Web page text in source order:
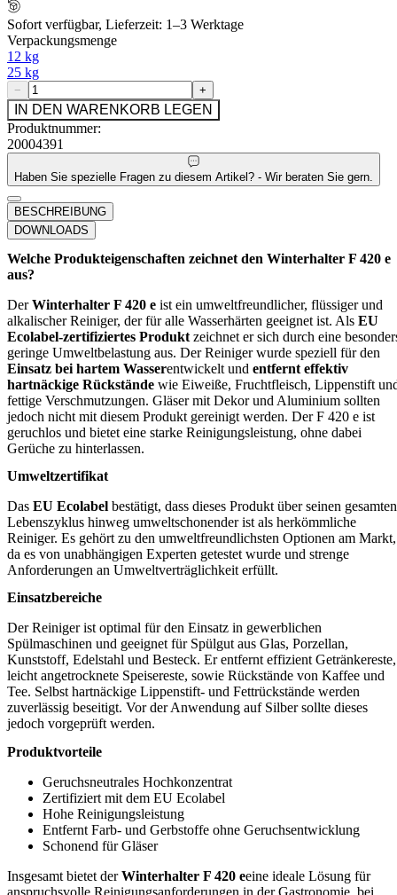
Sofort verfügbar, Lieferzeit: 1–3 Werktage
Verpackungsmenge
12 kg
25 kg
− +
IN DEN WARENKORB LEGEN
Produktnummer:
20004391
Haben Sie spezielle Fragen zu diesem Artikel? - Wir beraten Sie gern.
BESCHREIBUNG
DOWNLOADS
Welche Produkteigenschaften zeichnet den Winterhalter F 420 e
aus?
DerWinterhalter F 420 e ist ein umweltfreundlicher, flüssiger und
alkalischer Reiniger, der für alle Wasserhärten geeignet ist. Als EU
Ecolabel-zertifiziertes Produkt zeichnet er sich durch eine
geringe Umweltbelastung aus. Der Reiniger wurde speziell für den
Einsatz bei hartem Wasserentwickelt und entfernt effektiv
hartnäckige Rückstände wie Eiweiße, Fruchtfleisch, Lippenstift
fettige Verschmutzungen. Gläser mit Dekor und Aluminium sollten
jedoch nicht mit diesem Produkt gereinigt werden. Der F 420 e ist
geruchlos und bietet eine starke Reinigungsleistung, ohne dabei
Gerüche zu hinterlassen.
Umweltzertifikat
Das EU Ecolabel bestätigt, dass dieses Produkt über seinen gesamten
Lebenszyklus hinweg umweltschonender ist als herkömmliche
Reiniger. Es gehört zu den umweltfreundlichsten Optionen am Markt,
da es von unabhängigen Experten getestet wurde und strenge
Anforderungen an Umweltverträglichkeit erfüllt.
Einsatzbereiche
Der Reiniger ist optimal für den Einsatz in gewerblichen
Spülmaschinen und geeignet für Spülgut aus Glas, Porzellan,
Kunststoff, Edelstahl und Besteck. Er entfernt effizient Getränkereste,
leicht angetrocknete Speisereste, sowie Rückstände von Kaffee und
Tee. Selbst hartnäckige Lippenstift- und Fettrückstände werden
zuverlässig beseitigt. Vor der Anwendung auf Silber sollte dieses
jedoch vorgeprüft werden.
Produktvorteile
Geruchsneutrales Hochkonzentrat
Zertifiziert mit dem EU Ecolabel
Hohe Reinigungsleistung
Entfernt Farb- und Gerbstoffe ohne Geruchsentwicklung
Schonend für Gläser
Insgesamt bietet derWinterhalter F 420 eeine ideale Lösung für
anspruchsvolle Reinigungsanforderungen in der Gastronomie, bei